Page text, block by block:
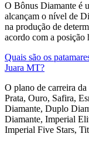
O Bônus Diamante é
alcançam o nível de
na produção de
acordo com a
Quais são os
Juara MT?
O plano de carreira
Prata, Ouro, Safira,
Diamante, Duplo
Diamante, Imperial
Imperial Five Stars,